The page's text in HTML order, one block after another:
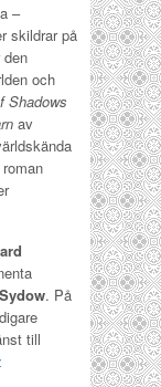
–
skildrar på
och
Shadows
av
roman
. På
till